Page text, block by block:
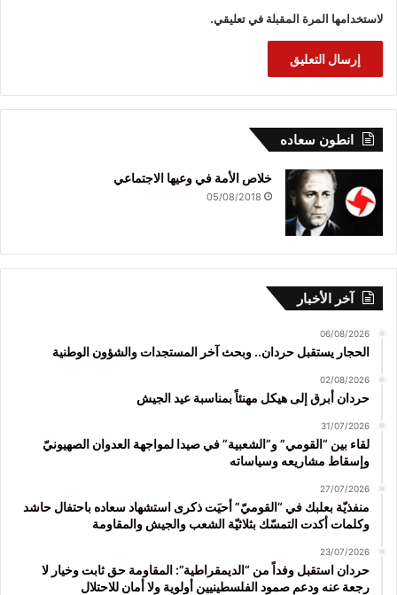
لاستخدامها المرة المقبلة في تعليقي.
انطون سعاده
خلاص الأمة في وعيها الاجتماعي
05/08/2018
آخر الأخبار
06/08/2026
الحجار يستقبل حردان.. وبحث آخر المستجدات والشؤون الوطنية
02/08/2026
حردان أبرق إلى هيكل مهنئاً بمناسبة عيد الجيش
31/07/2026
لقاء بين “القومي” و”الشعبية” في صيدا لمواجهة العدوان الصهيونيّ
وإسقاط مشاريعه وسياساته
27/07/2026
منفذيّة بعلبك في “القوميّ” أحيَت ذكرى استشهاد سعاده باحتفال حاشد
وكلمات أكدت التمسّك بثلاثيّة الشعب والجيش والمقاومة
23/07/2026
حردان استقبل وفداً من “الديمقراطية”: المقاومة حق ثابت وخيار لا
رجعة عنه ودعم صمود الفلسطينيين أولوية ولا أمان للاحتلال